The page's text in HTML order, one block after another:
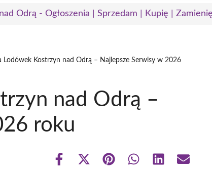
Odrą - Ogłoszenia | Sprzedam | Kupię |
Lodówek Kostrzyn nad Odrą – Najlepsze Serwisy w 2026
nad Odrą –
roku
Share
Share Share Share Share Share